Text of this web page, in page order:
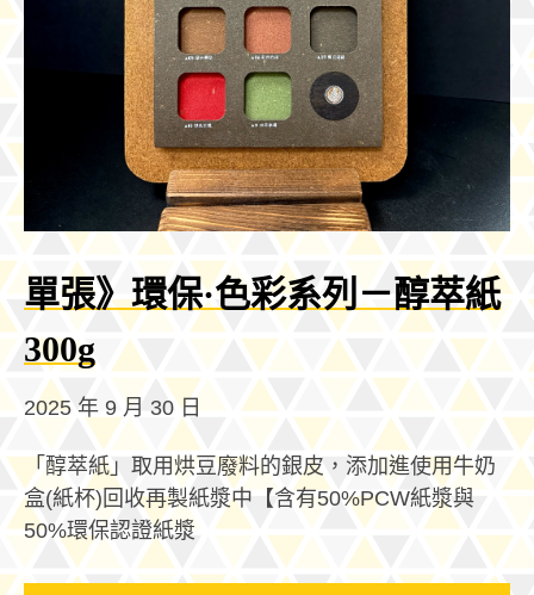
單張》環保·色彩系列－醇萃紙
300g
2025 年 9 月 30 日
「醇萃紙」取用烘豆廢料的銀皮，添加進使用牛奶
盒(紙杯)回收再製紙漿中【含有50%PCW紙漿與
50%環保認證紙漿